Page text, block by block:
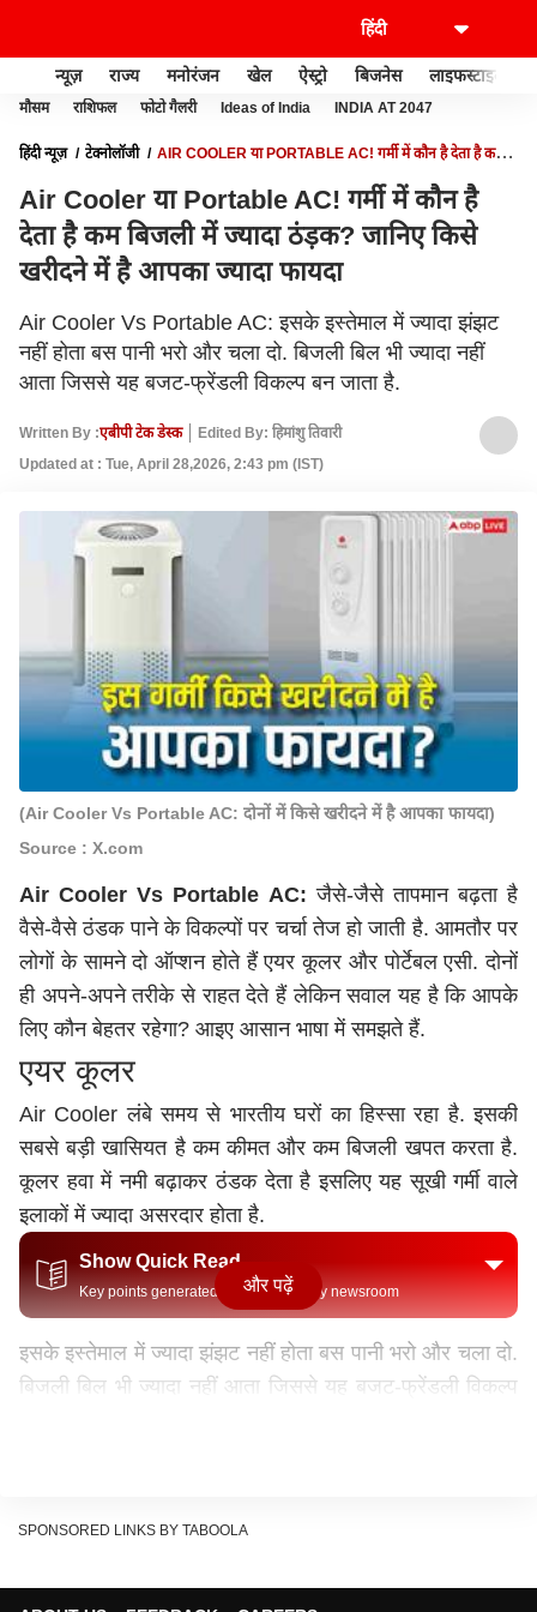
न्यूज़ राज्य मनोरंजन खेल ऐस्ट्रो बिजनेस लाइफस्टाइल
मौसम राशिफल फोटो गैलरी Ideas of India INDIA AT 2047
हिंदी न्यूज़ टेक्नोलॉजी
AIR COOLER या PORTABLE AC! गर्मी में कौन है देता है कम
Air Cooler या Portable AC! गर्मी में कौन है
देता है कम बिजली में ज्यादा ठंड़क? जानिए किसे
खरीदने में है आपका ज्यादा फायदा
Air Cooler Vs Portable AC: इसके इस्तेमाल में ज्यादा झंझट
नहीं होता बस पानी भरो और चला दो. बिजली बिल भी ज्यादा नहीं
आता जिससे यह बजट-फ्रेंडली विकल्प बन जाता है.
Written By :एबीपी टेक डेस्क
Edited By: हिमांशु तिवारी
Updated at : Tue, April 28,2026, 2:43 pm (IST)
(Air Cooler Vs Portable AC: दोनों में किसे खरीदने में है आपका फायदा)
Source : X.com
Air Cooler Vs Portable AC: जैसे-जैसे तापमान बढ़ता है
वैसे-वैसे ठंडक पाने के विकल्पों पर चर्चा तेज हो जाती है. आमतौर पर
लोगों के सामने दो ऑप्शन होते हैं एयर कूलर और पोर्टेबल एसी. दोनों
ही अपने-अपने तरीके से राहत देते हैं लेकिन सवाल यह है कि आपके
लिए कौन बेहतर रहेगा? आइए आसान भाषा में समझते हैं.
एयर कूलर
Air Cooler लंबे समय से भारतीय घरों का हिस्सा रहा है. इसकी
सबसे बड़ी खासियत है कम कीमत और कम बिजली खपत करता है.
कूलर हवा में नमी बढ़ाकर ठंडक देता है इसलिए यह सूखी गर्मी वाले
इलाकों में ज्यादा असरदार होता है.
Show Quick Read
Key points generated by AI, verified by newsroom
इसके इस्तेमाल में ज्यादा झंझट नहीं होता बस पानी भरो और चला दो.
बिजली बिल भी ज्यादा नहीं आता जिससे यह बजट-फ्रेंडली विकल्प
की बचत होती है वहीं, दूसरी ओर पोर्टेबल एसी ज्यादा बिजली खपत
पोर्टेबल एसी
और पढ़ें
SPONSORED LINKS BY TABOOLA